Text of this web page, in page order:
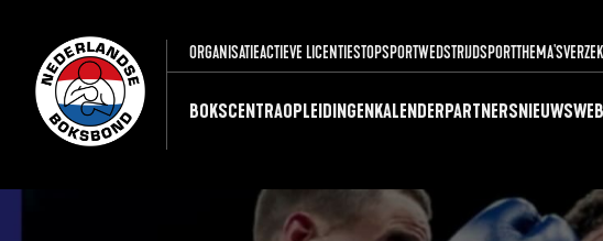
ORGANISATIEACTIEVE LICENTIESTOPSPORTWEDSTRIJDSPORTTHEMA'S
BOKSCENTRAOPLEIDINGENKALENDERPARTNERSNIEUWS